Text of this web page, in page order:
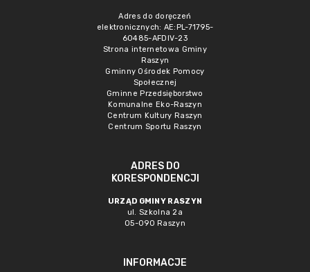
Adres do doręczeń
elektronicznych: AE:PL-71795-
60485-AFDIV-23
Strona internetowa Gminy
Raszyn
Gminny Ośrodek Pomocy
Społecznej
Gminne Przedsięborstwo
Komunalne Eko-Raszyn
Centrum Kultury Raszyn
Centrum Sportu Raszyn
ADRES DO
KORESPONDENCJI
URZĄD GMINY RASZYN
ul. Szkolna 2a
05-090 Raszyn
INFORMACJE